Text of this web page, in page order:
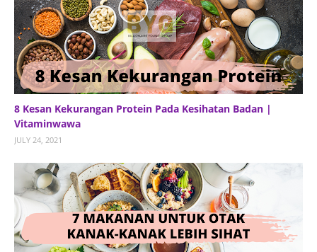
8 Kesan Kekurangan Protein Pada Kesihatan Badan |
Vitaminwawa
JULY 24, 2021